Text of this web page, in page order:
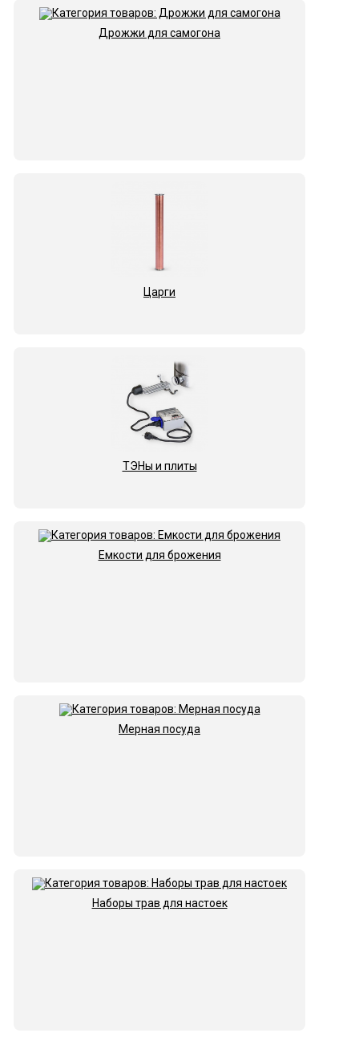
Дрожжи для самогона
Царги
ТЭНы и плиты
Емкости для брожения
Мерная посуда
Наборы трав для настоек